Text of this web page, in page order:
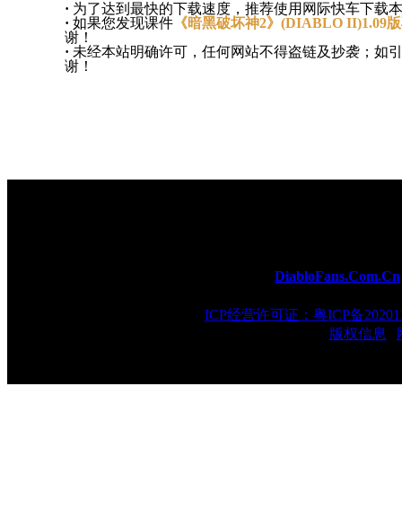
· 为了达到最快的下载速度，推荐使用网际快车下载
· 如果您发现课件 《暗黑破坏神2》(DIABLO II)1.09版
谢！
· 未经本站明确许可，任何网站不得盗链及抄袭；如
谢！
DiabloFans.Com.Cn
ICP经营许可证：粤ICP备
版权信息